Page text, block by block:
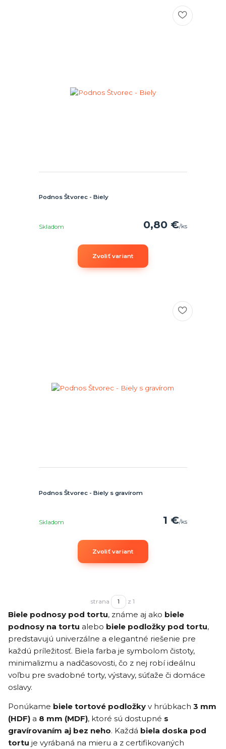
Podnos Štvorec - Biely
0,80 €/ks
Skladom
Zvoliť variant
Podnos Štvorec - Biely s gravírom
1 €/ks
Skladom
Zvoliť variant
strana z 1
Biele podnosy pod tortu, známe aj ako biele
podnosy na tortu alebo biele podložky pod tortu,
predstavujú univerzálne a elegantné riešenie pre
každú príležitosť. Biela farba je symbolom čistoty,
minimalizmu a nadčasovosti, čo z nej robí ideálnu
voľbu pre svadobné torty, výstavy, súťaže či domáce
oslavy.
Ponúkame biele tortové podložky v hrúbkach 3 mm
(HDF) a 8 mm (MDF), ktoré sú dostupné s
gravírovaním aj bez neho. Každá biela doska pod
tortu je vyrábaná na mieru a z certifikovaných